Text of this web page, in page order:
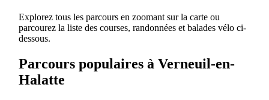
Explorez tous les parcours en zoomant sur la carte ou
parcourez la liste des courses, randonnées et balades vélo ci-
dessous.
Parcours populaires à Verneuil-en-
Halatte